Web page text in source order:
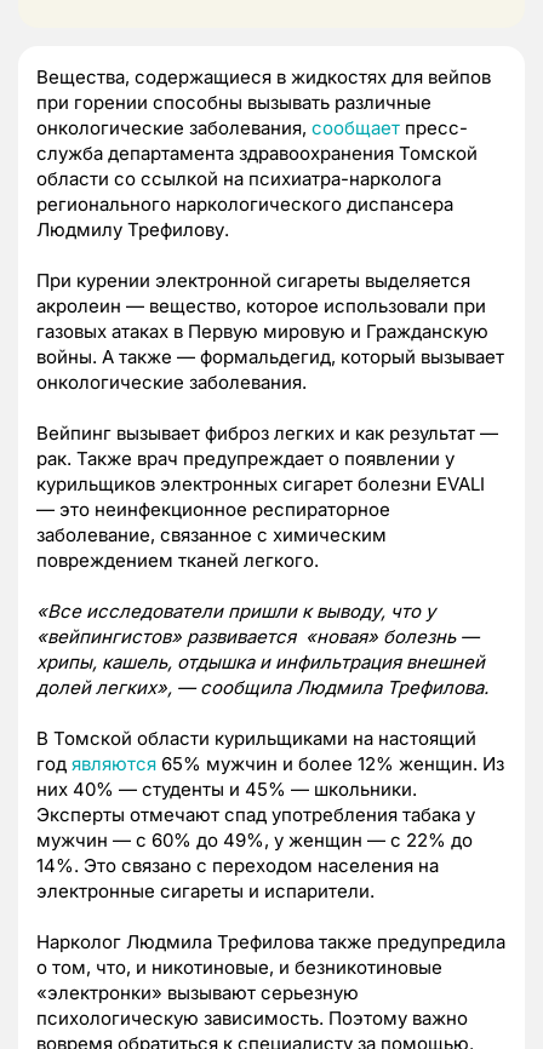
Вещества, содержащиеся в жидкостях для вейпов
при горении способны вызывать различные
онкологические заболевания, сообщает пресс-
служба департамента здравоохранения Томской
области со ссылкой на психиатра-нарколога
регионального наркологического диспансера
Людмилу Трефилову.
При курении электронной сигареты выделяется
акролеин — вещество, которое использовали при
газовых атаках в Первую мировую и Гражданскую
войны. А также — формальдегид, который вызывает
онкологические заболевания.
Вейпинг вызывает фиброз легких и как результат —
рак. Также врач предупреждает о появлении у
курильщиков электронных сигарет болезни EVALI
— это неинфекционное респираторное
заболевание, связанное с химическим
повреждением тканей легкого.
«Все исследователи пришли к выводу, что у
«вейпингистов» развивается «новая» болезнь —
хрипы, кашель, отдышка и инфильтрация внешней
долей легких», — сообщила Людмила Трефилова.
В Томской области курильщиками на настоящий
год являются 65% мужчин и более 12% женщин. Из
них 40% — студенты и 45% — школьники.
Эксперты отмечают спад употребления табака у
мужчин — с 60% до 49%, у женщин — с 22% до
14%. Это связано с переходом населения на
электронные сигареты и испарители.
Нарколог Людмила Трефилова также предупредила
о том, что, и никотиновые, и безникотиновые
«электронки» вызывают серьезную
психологическую зависимость. Поэтому важно
вовремя обратиться к специалисту за помощью.